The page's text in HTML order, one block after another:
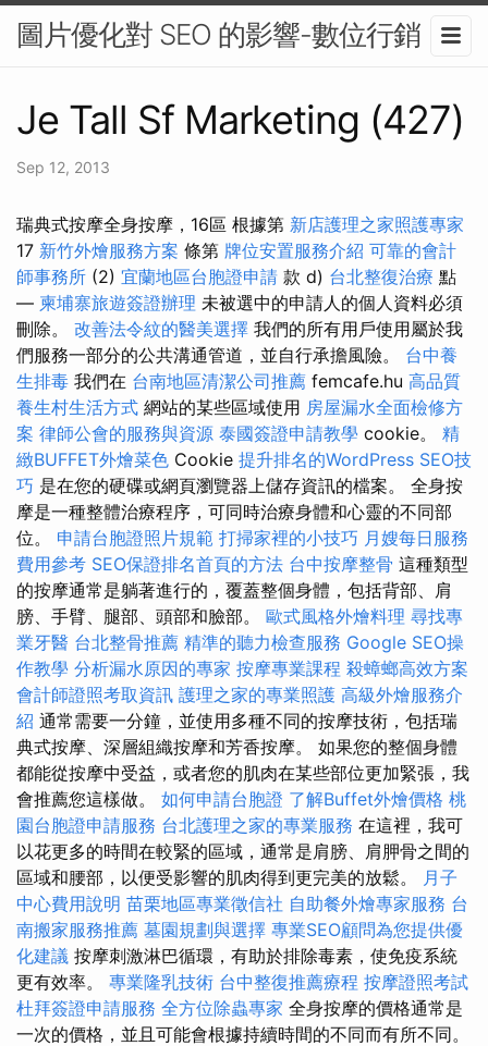
圖片優化對 SEO 的影響-數位行銷
Je Tall Sf Marketing (427)
Sep 12, 2013
瑞典式按摩全身按摩，16區 根據第 新店護理之家照護專家
17 新竹外燴服務方案 條第 牌位安置服務介紹 可靠的會計
師事務所 (2) 宜蘭地區台胞證申請 款 d) 台北整復治療 點
— 柬埔寨旅遊簽證辦理 未被選中的申請人的個人資料必須
刪除。 改善法令紋的醫美選擇 我們的所有用戶使用屬於我
們服務一部分的公共溝通管道，並自行承擔風險。 台中養
生排毒 我們在 台南地區清潔公司推薦 femcafe.hu 高品質
養生村生活方式 網站的某些區域使用 房屋漏水全面檢修方
案 律師公會的服務與資源 泰國簽證申請教學 cookie。 精
緻BUFFET外燴菜色 Cookie 提升排名的WordPress SEO技
巧 是在您的硬碟或網頁瀏覽器上儲存資訊的檔案。 全身按
摩是一種整體治療程序，可同時治療身體和心靈的不同部
位。 申請台胞證照片規範 打掃家裡的小技巧 月嫂每日服務
費用參考 SEO保證排名首頁的方法 台中按摩整骨 這種類型
的按摩通常是躺著進行的，覆蓋整個身體，包括背部、肩
膀、手臂、腿部、頭部和臉部。 歐式風格外燴料理 尋找專
業牙醫 台北整骨推薦 精準的聽力檢查服務 Google SEO操
作教學 分析漏水原因的專家 按摩專業課程 殺蟑螂高效方案
會計師證照考取資訊 護理之家的專業照護 高級外燴服務介
紹 通常需要一分鐘，並使用多種不同的按摩技術，包括瑞
典式按摩、深層組織按摩和芳香按摩。 如果您的整個身體
都能從按摩中受益，或者您的肌肉在某些部位更加緊張，我
會推薦您這樣做。 如何申請台胞證 了解Buffet外燴價格 桃
園台胞證申請服務 台北護理之家的專業服務 在這裡，我可
以花更多的時間在較緊的區域，通常是肩膀、肩胛骨之間的
區域和腰部，以便受影響的肌肉得到更完美的放鬆。
月子
中心費用說明 苗栗地區專業徵信社 自助餐外燴專家服務 台
南搬家服務推薦 墓園規劃與選擇 專業SEO顧問為您提供優
化建議 按摩刺激淋巴循環，有助於排除毒素，使免疫系統
更有效率。 專業隆乳技術 台中整復推薦療程 按摩證照考試
杜拜簽證申請服務 全方位除蟲專家 全身按摩的價格通常是
一次的價格，並且可能會根據持續時間的不同而有所不同。